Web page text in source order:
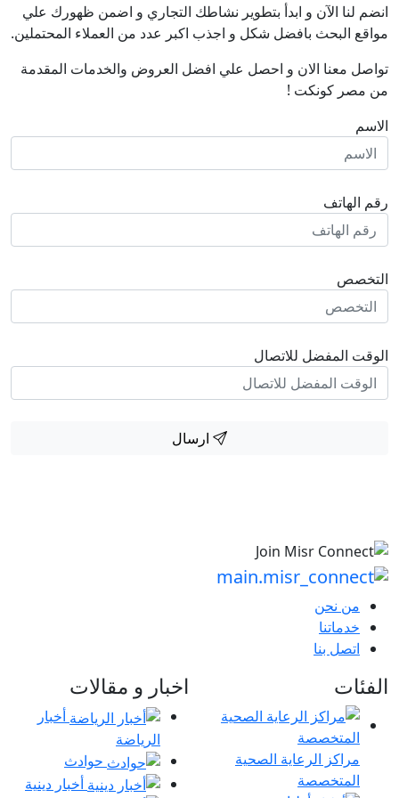
انضم لنا اﻵن و ابدأ بتطوير نشاطك التجاري و اضمن ظهورك علي
مواقع البحث بافضل شكل و اجذب اكبر عدد من العملاء المحتملين.
تواصل معنا الان و احصل علي افضل العروض والخدمات المقدمة
من مصر كونكت !
الاسم
رقم الهاتف
التخصص
الوقت المفضل للاتصال
ارسال
من نحن
خدماتنا
اتصل بنا
الفئات
مراكز الرعاية الصحية
المتخصصة
اخبار و مقالات
أخبار
الرياضة
حوادث
أخبار دينية